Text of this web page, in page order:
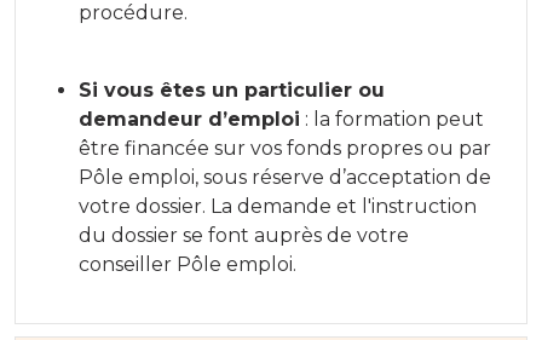
procédure.
Si vous êtes un particulier ou
demandeur d’emploi : la formation peut
être financée sur vos fonds propres ou par
Pôle emploi, sous réserve d’acceptation de
votre dossier. La demande et l'instruction
du dossier se font auprès de votre
conseiller Pôle emploi.